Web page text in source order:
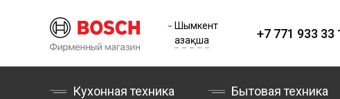
Шымкент
Қазақша
+7 771 933 33
Кухонная техника Бытовая техника